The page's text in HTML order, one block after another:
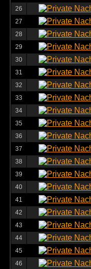
26
27
28
29
30
31
32
33
34
35
36
37
38
39
40
41
42
43
44
45
46